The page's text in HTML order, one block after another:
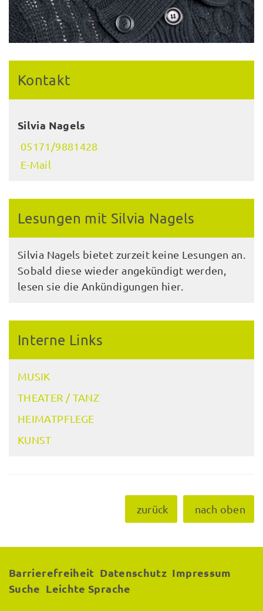
Kontakt
Silvia Nagels
05171/9881428
E-Mail
Lesungen mit Silvia Nagels
Silvia Nagels bietet zurzeit keine Lesungen an.
Sobald diese wieder angekündigt werden,
lesen sie die Ankündigungen hier.
Interne Links
MUSIK
THEATER / TANZ
HEIMATPFLEGE
KUNST
zurück nach oben
Barrierefreiheit Datenschutz Impressum
Suche Leichte Sprache